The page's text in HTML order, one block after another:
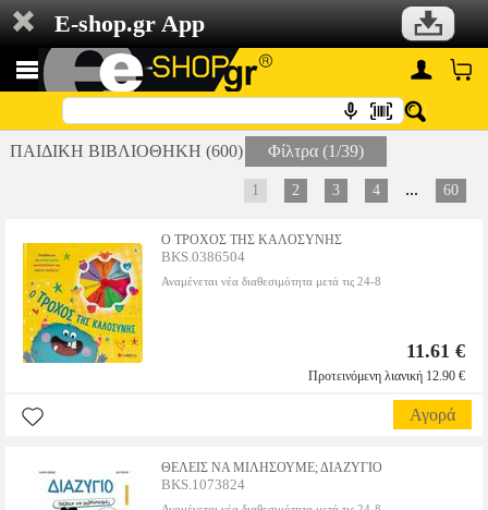
E-shop.gr App
ΠΑΙΔΙΚΗ ΒΙΒΛΙΟΘΗΚΗ (600) Φίλτρα (1/39)
1 2 3 4 ... 60
Ο ΤΡΟΧΟΣ ΤΗΣ ΚΑΛΟΣΥΝΗΣ
BKS.0386504
Αναμένεται νέα διαθεσιμότητα μετά τις 24-8
11.61 €
Προτεινόμενη λιανική 12.90 €
Αγορά
ΘΕΛΕΙΣ ΝΑ ΜΙΛΗΣΟΥΜΕ; ΔΙΑΖΥΓΙΟ
BKS.1073824